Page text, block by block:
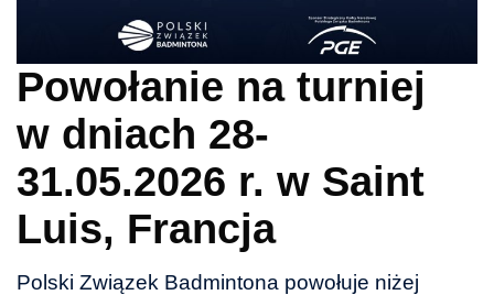
Powołanie na turniej
w dniach 28-
31.05.2026 r. w Saint
Luis, Francja
Polski Związek Badmintona powołuje niżej